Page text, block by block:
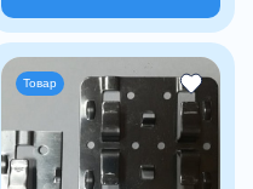
Товар